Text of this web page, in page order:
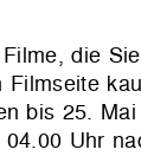
die Sie
bis 25.
Uhr